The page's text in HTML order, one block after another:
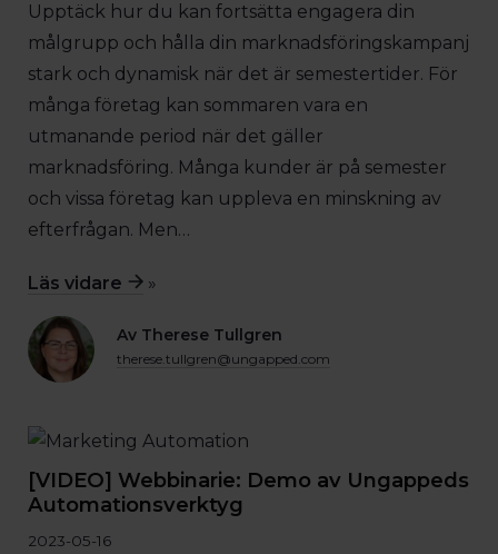
Upptäck hur du kan fortsätta engagera din
målgrupp och hålla din marknadsföringskampanj
stark och dynamisk när det är semestertider. För
många företag kan sommaren vara en
utmanande period när det gäller
marknadsföring. Många kunder är på semester
och vissa företag kan uppleva en minskning av
efterfrågan. Men…
Läs vidare »
Av Therese Tullgren
therese.tullgren@ungapped.com
[VIDEO] Webbinarie: Demo av Ungappeds
Automationsverktyg
2023-05-16